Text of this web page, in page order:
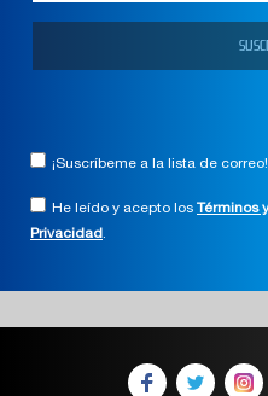
¡Suscríbeme a la lista de correo!
He leído y acepto los Términos
Privacidad.